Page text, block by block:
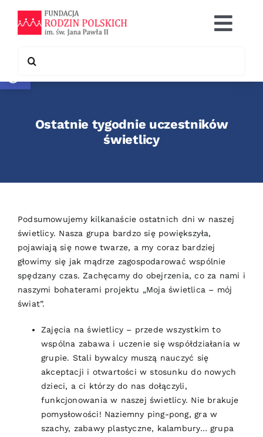
Otwórz pasek narzędzi
content
Co robimy
for:
Ostatnie tygodnie uczestników
świetlicy
Podsumowujemy kilkanaście ostatnich dni w naszej
świetlicy. Nasza grupa bardzo się powiększyła,
pojawiają się nowe twarze, a my coraz bardziej
głowimy się jak mądrze zagospodarować wspólnie
spędzany czas. Zachęcamy do obejrzenia, co za nami i
naszymi bohaterami projektu „Moja świetlica – mój
świat”.
Zajęcia na świetlicy – przede wszystkim to
wspólna zabawa i uczenie się współdziałania w
grupie. Stali bywalcy muszą nauczyć się
akceptacji i otwartości w stosunku do nowych
dzieci, a ci którzy do nas dołączyli,
funkcjonowania w naszej świetlicy. Nie brakuje
pomysłowości! Naziemny ping-pong, gra w
szachy, zabawy plastyczne, kalambury… grupa